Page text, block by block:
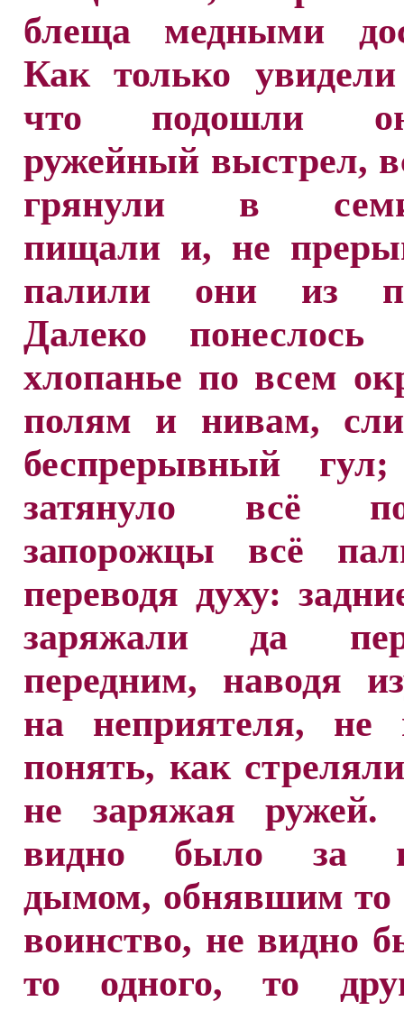
блеща медными
Как только
что подошли
ружейный выстрел,
грянули в
пищали и, не
палили они из
Далеко понеслось
хлопанье по всем
полям и нивам,
беспрерывный
затянуло всё
запорожцы всё
переводя духу:
заряжали да
передним, наводя
на неприятеля, не
понять, как
не заряжая
видно было за
дымом, обнявшим то
воинство, не видно
то одного, то